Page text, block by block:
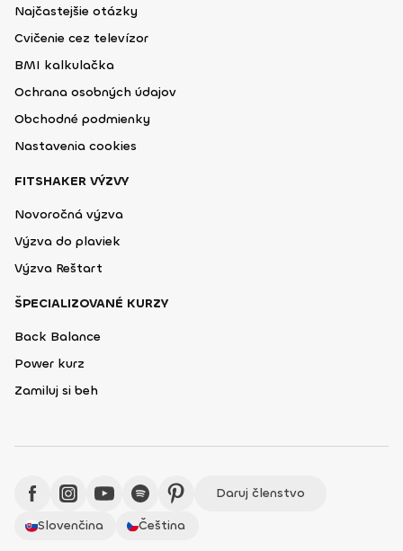
Najčastejšie otázky
Cvičenie cez televízor
BMI kalkulačka
Ochrana osobných údajov
Obchodné podmienky
Nastavenia cookies
FITSHAKER VÝZVY
Novoročná výzva
Výzva do plaviek
Výzva Reštart
ŠPECIALIZOVANÉ KURZY
Back Balance
Power kurz
Zamiluj si beh
Daruj členstvo
Slovenčina
Čeština